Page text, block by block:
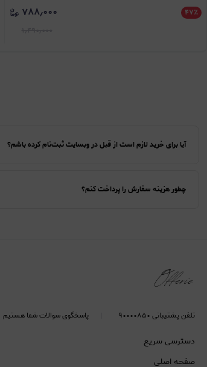
۴۷٪ ۷۸۸٫۰۰۰
آیا برای خرید لازم است از قبل در وبسایت ثبت‌نام کرده باشم؟
چطور هزینه سفارش را پرداخت کنم؟
تلفن پشتیبانی ۹۰۰۰۰۸۵۰ پاسخگوی سوالات شما هستیم
دسترسی سریع
صفحه اصلی